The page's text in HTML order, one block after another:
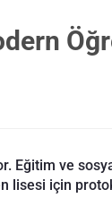
Eğitim ve
lisesi için